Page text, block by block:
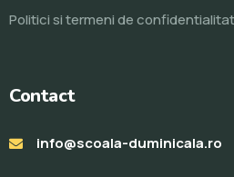
Politici si termeni de
Contact
info@scoala-duminicala.ro